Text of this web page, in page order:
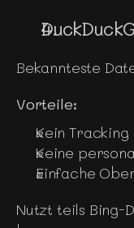
Bekannteste
Vorteile:
Kein Tracking
Keine
Einfache
Nutzt teils